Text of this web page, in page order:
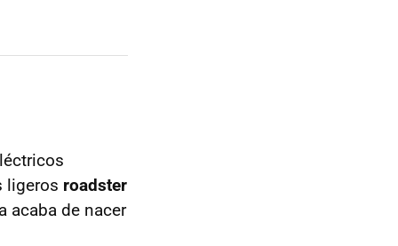
ligeros roadster
acaba de nacer